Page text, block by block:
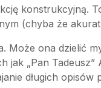
konstrukcyjną.
(chyba że
Może ona dzielić
jak „Pan
długich